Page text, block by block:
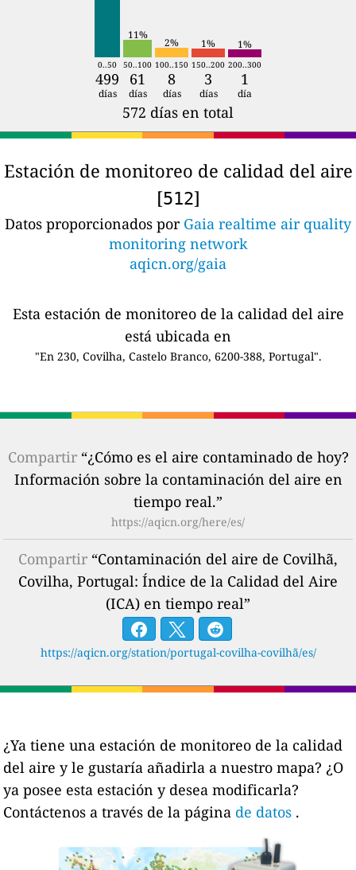
11%
2% 1% 1%
0..50 50..100 100..150 150..200 200..300
499 61 8 3 1
días días días días día
572 días en total
Estación de monitoreo de calidad del aire
[512]
Datos proporcionados por Gaia realtime air quality
monitoring network
aqicn.org/gaia
Esta estación de monitoreo de la calidad del aire
está ubicada en
"En 230, Covilha, Castelo Branco, 6200-388, Portugal".
Compartir“¿Cómo es el aire contaminado de hoy?
Información sobre la contaminación del aire en
tiempo real.”
https://aqicn.org/here/es/
Compartir “Contaminación del aire de Covilhã,
Covilha, Portugal: Índice de la Calidad del Aire
(ICA) en tiempo real”
https://aqicn.org/station/portugal-covilha-covilhã/es/
¿Ya tiene una estación de monitoreo de la calidad
del aire y le gustaría añadirla a nuestro mapa? ¿O
ya posee esta estación y desea modificarla?
Contáctenos a través de la página de datos .